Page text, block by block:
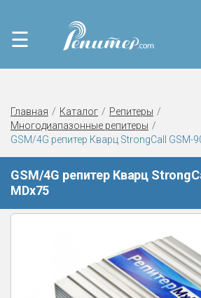
☰
Главная Каталог
Репитеры
Многодиапазонные репитеры
GSM/4G репитер Кварц StrongCall GSM-
GSM/4G репитер Кварц
MDх75